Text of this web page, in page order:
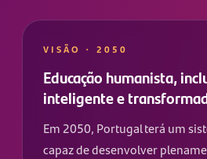
VISÃO · 2050
Educação humanista,
inteligente e
Em 2050, Portugal terá um
capaz de desenvolver